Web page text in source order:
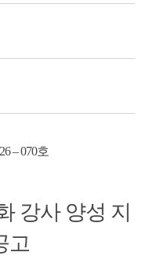
–070호
강사 양성 지
고